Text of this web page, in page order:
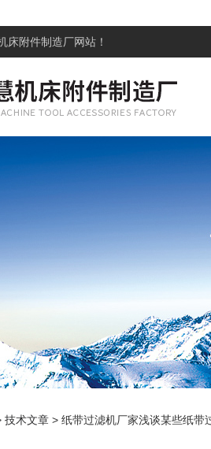
床附件制造厂网站！
技术文章 > 纸带过滤机厂家浅谈某些纸带